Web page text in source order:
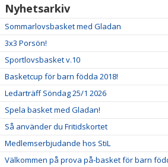
Nyhetsarkiv
Sommarlovsbasket med Gladan
3x3 Porsön!
Sportlovsbasket v.10
Basketcup för barn födda 2018!
Ledarträff Söndag 25/1 2026
Spela basket med Gladan!
Så använder du Fritidskortet
Medlemserbjudande hos StiL
Välkommen på prova på-basket för barn